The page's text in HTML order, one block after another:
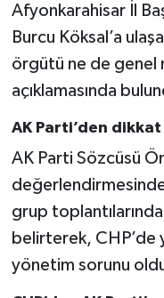
Afyonkarahisar İl
Burcu Köksal’a
örgütü ne de genel
açıklamasında
AK Parti’den dikkat
AK Parti Sözcüsü
grup toplantılarında
belirterek, CHP’de
yönetim sorunu